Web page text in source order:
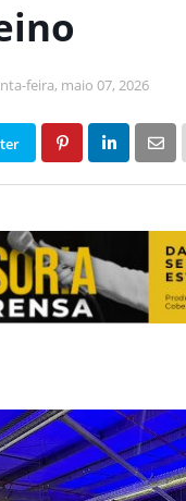
feira, maio 07, 2026